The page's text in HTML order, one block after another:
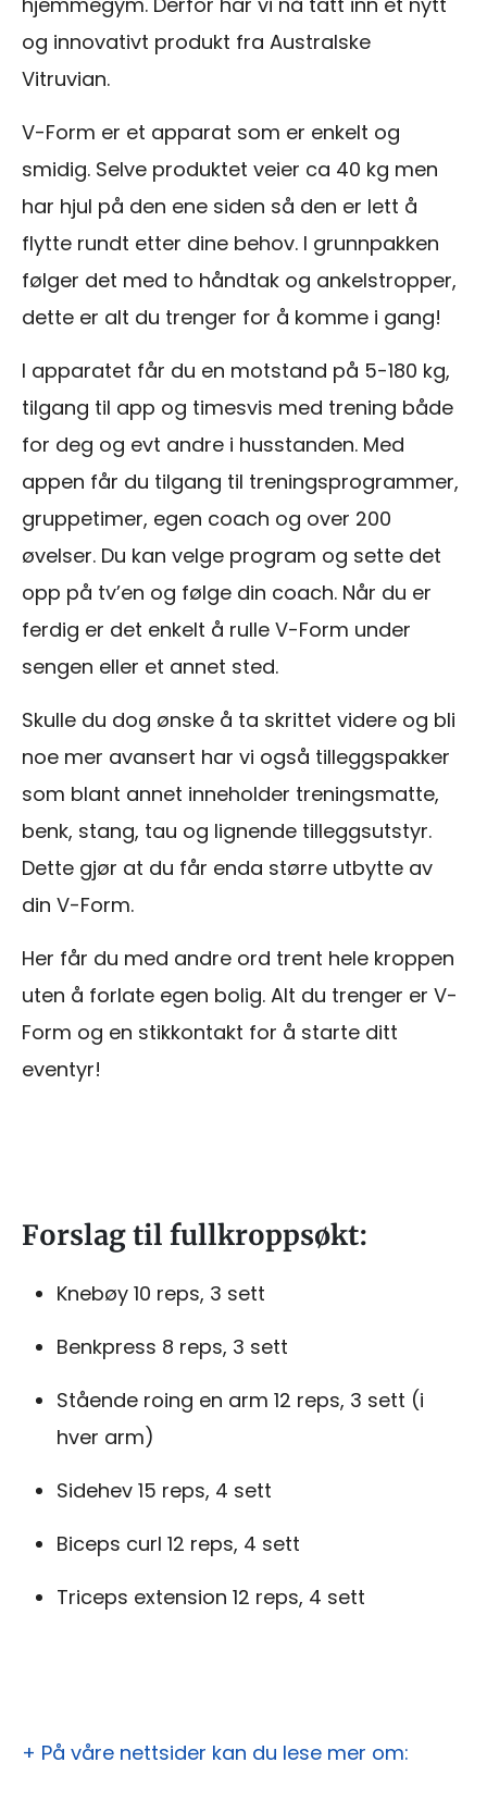
og innovativt produkt fra Australske
Vitruvian.
V-Form er et apparat som er enkelt og
smidig. Selve produktet veier ca 40 kg men
har hjul på den ene siden så den er lett å
flytte rundt etter dine behov. I grunnpakken
følger det med to håndtak og ankelstropper,
dette er alt du trenger for å komme i gang!
I apparatet får du en motstand på 5-180 kg,
tilgang til app og timesvis med trening både
for deg og evt andre i husstanden. Med
appen får du tilgang til treningsprogrammer,
gruppetimer, egen coach og over 200
øvelser. Du kan velge program og sette det
opp på tv’en og følge din coach. Når du er
ferdig er det enkelt å rulle V-Form under
sengen eller et annet sted.
Skulle du dog ønske å ta skrittet videre og bli
noe mer avansert har vi også tilleggspakker
som blant annet inneholder treningsmatte,
benk, stang, tau og lignende tilleggsutstyr.
Dette gjør at du får enda større utbytte av
din V-Form.
Her får du med andre ord trent hele kroppen
uten å forlate egen bolig. Alt du trenger er V-
Form og en stikkontakt for å starte ditt
eventyr!
Forslag til fullkroppsøkt:
Knebøy 10 reps, 3 sett
Benkpress 8 reps, 3 sett
Stående roing en arm 12 reps, 3 sett (i
hver arm)
Sidehev 15 reps, 4 sett
Biceps curl 12 reps, 4 sett
Triceps extension 12 reps, 4 sett
+ På våre nettsider kan du lese mer om: